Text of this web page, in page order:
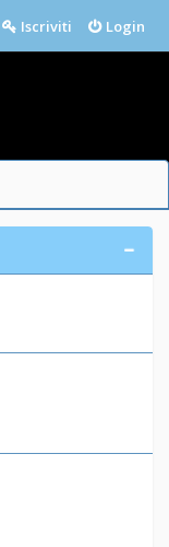
Login
Iscriviti